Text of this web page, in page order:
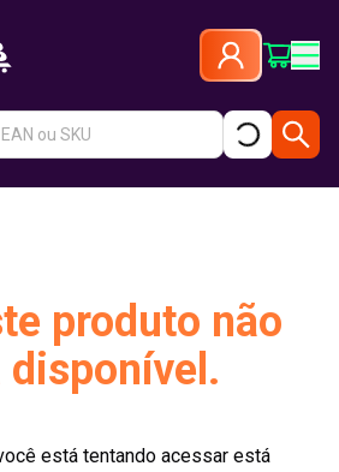
produto não
disponível.
está tentando acessar está